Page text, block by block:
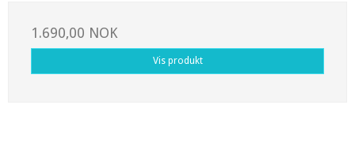
1.690,00 NOK
Vis produkt